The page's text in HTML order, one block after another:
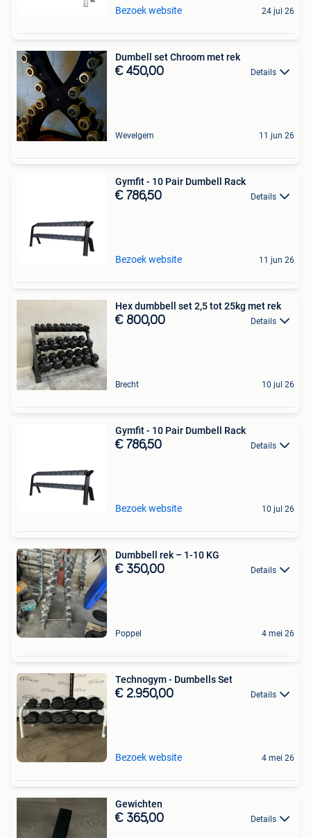
Bezoek website 24 jul 26
Dumbell set Chroom met rek
€ 450,00 Details
Wevelgem 11 jun 26
Gymfit - 10 Pair Dumbell Rack
€ 786,50 Details
Bezoek website 11 jun 26
Hex dumbbell set 2,5 tot 25kg met rek
€ 800,00 Details
Brecht 10 jul 26
Gymfit - 10 Pair Dumbell Rack
€ 786,50 Details
Bezoek website 10 jul 26
Dumbbell rek – 1-10 KG
€ 350,00 Details
Poppel 4 mei 26
Technogym - Dumbells Set
€ 2.950,00 Details
Bezoek website 4 mei 26
Gewichten
€ 365,00 Details